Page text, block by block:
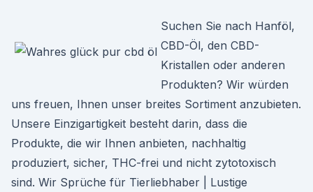
Suchen Sie nach Hanföl,
CBD-Öl, den CBD-
Kristallen oder anderen
Produkten? Wir würden
uns freuen, Ihnen unser breites Sortiment anzubieten.
Unsere Einzigartigkeit besteht darin, dass die
Produkte, die wir Ihnen anbieten, nachhaltig
produziert, sicher, THC-frei und nicht zytotoxisch
sind. Wir Sprüche für Tierliebhaber | Lustige